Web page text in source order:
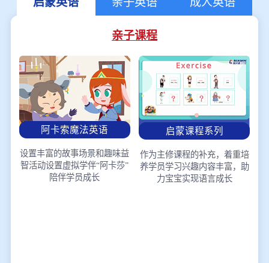
亲子课程
阿卡索魔法英语
设置丰富的故事场景和趣味益
智活动设置虚拟学伴“阿卡莎”
陪伴学员成长
启蒙课程系列
作为主修课程的补充，着重培
养学员学习兴趣内容丰富，助
力宝宝实现语言成长